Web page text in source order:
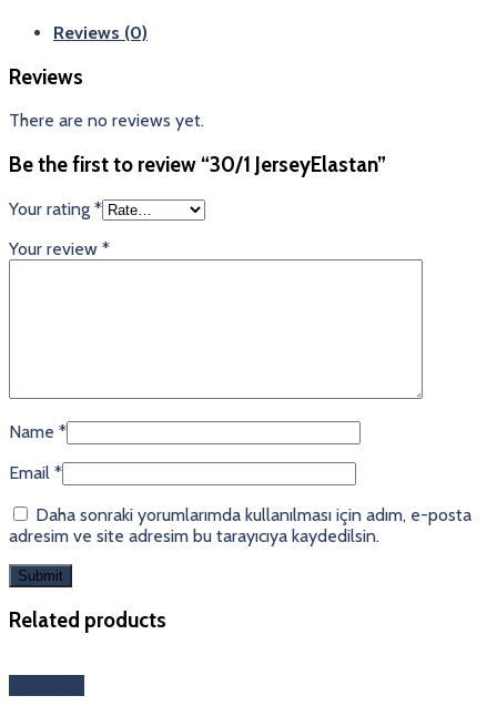
Reviews (0)
Reviews
There are no reviews yet.
Be the first to review “30/1 JerseyElastan”
Your rating *
Your review *
Name *
Email *
Daha sonraki yorumlarımda kullanılması için adım, e-posta
adresim ve site adresim bu tarayıcıya kaydedilsin.
Related products